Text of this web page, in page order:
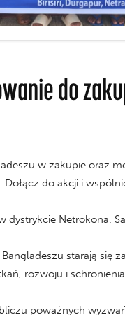
do
w zakupie oraz
do akcji i
dystrykcie Netrokona.
starają się
rozwoju i
poważnych